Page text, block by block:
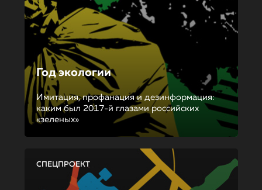
Год экологии
Имитация, профанация и дезинформация:
каким был 2017-й глазами российских
«зеленых»
СПЕЦПРОЕКТ